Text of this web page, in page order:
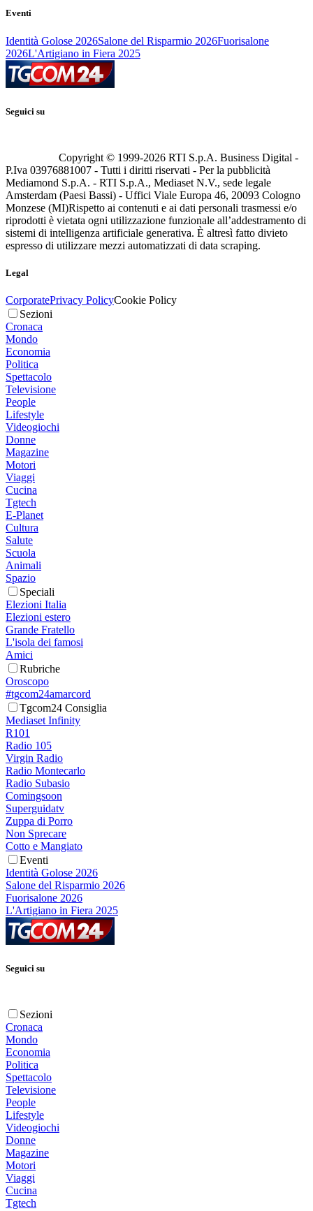
Eventi
Identità Golose 2026Salone del Risparmio 2026Fuorisalone
2026L'Artigiano in Fiera 2025
Seguici su
Copyright © 1999-2026 RTI S.p.A. Business Digital -
P.Iva 03976881007 - Tutti i diritti riservati - Per la pubblicità
Mediamond S.p.A. - RTI S.p.A., Mediaset N.V., sede legale
Amsterdam (Paesi Bassi) - Uffici Viale Europa 46, 20093 Cologno
Monzese (MI)Rispetto ai contenuti e ai dati personali trasmessi e/o
riprodotti è vietata ogni utilizzazione funzionale all’addestramento di
sistemi di intelligenza artificiale generativa. È altresì fatto divieto
espresso di utilizzare mezzi automatizzati di data scraping.
Legal
CorporatePrivacy PolicyCookie Policy
Sezioni
Cronaca
Mondo
Economia
Politica
Spettacolo
Televisione
People
Lifestyle
Videogiochi
Donne
Magazine
Motori
Viaggi
Cucina
Tgtech
E-Planet
Cultura
Salute
Scuola
Animali
Spazio
Speciali
Elezioni Italia
Elezioni estero
Grande Fratello
L'isola dei famosi
Amici
Rubriche
Oroscopo
#tgcom24amarcord
Tgcom24 Consiglia
Mediaset Infinity
R101
Radio 105
Virgin Radio
Radio Montecarlo
Radio Subasio
Comingsoon
Superguidatv
Zuppa di Porro
Non Sprecare
Cotto e Mangiato
Eventi
Identità Golose 2026
Salone del Risparmio 2026
Fuorisalone 2026
L'Artigiano in Fiera 2025
Seguici su
Sezioni
Cronaca
Mondo
Economia
Politica
Spettacolo
Televisione
People
Lifestyle
Videogiochi
Donne
Magazine
Motori
Viaggi
Cucina
Tgtech